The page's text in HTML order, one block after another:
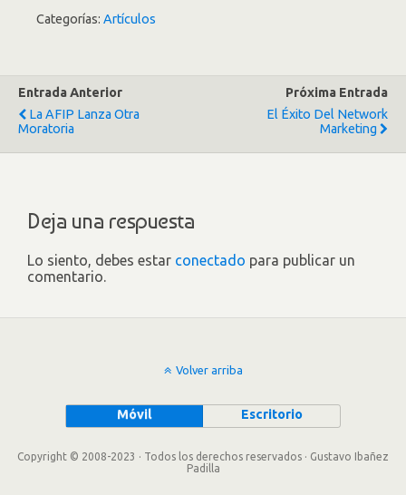
Categorías: Artículos
Entrada Anterior
La AFIP Lanza Otra
Moratoria
Próxima Entrada
El Éxito Del Network
Marketing
Deja una respuesta
Lo siento, debes estar conectado para publicar un
comentario.
Volver arriba
Móvil Escritorio
Copyright © 2008-2023 · Todos los derechos reservados · Gustavo Ibañez
Padilla